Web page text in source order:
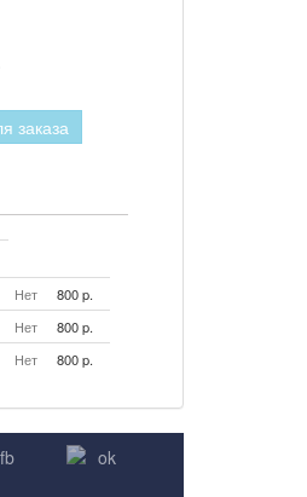
заказа
Нет
800 p.
Нет
800 p.
Нет 800 p.